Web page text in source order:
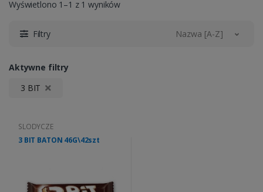
Wyświetlono 1–1 z 1 wyników
Filtry Nazwa [A-Z]
Aktywne filtry
3 BIT
SLODYCZE
3 BIT BATON 46G\42szt